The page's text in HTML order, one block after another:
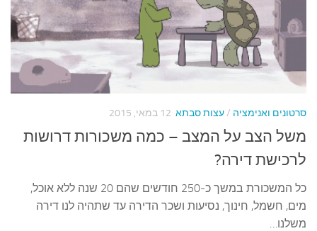
סרטונים ואנימציה /עצות סבתא 12 במאי, 2015
משל הצב על המצב – כמה משכורות דרושות
לרכישת דירה?
כל המשכורת במשך כ-250 חודשים שהם 20 שנה ללא אוכל,
מים, חשמל, חינוך, נסיעות ושכר הדירה עד שתהיה לנו דירה
משלנו…